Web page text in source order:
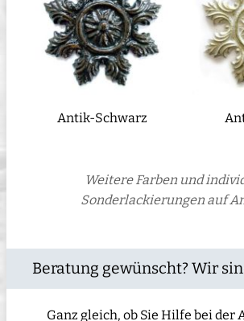
Antik-Schwarz
Weitere Farben und
Sonderlackierungen auf
Beratung gewünscht? Wir
Ganz gleich, ob Sie Hilfe bei der